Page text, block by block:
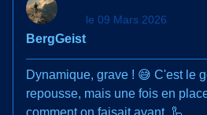
BergGeist
le 09 Mars 2026
Dynamique, grave ! 😅 C'est le
repousse, mais une fois en
comment on faisait avant. 🦾